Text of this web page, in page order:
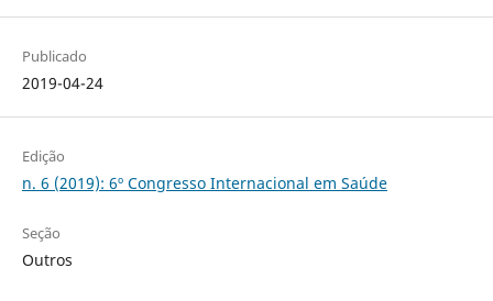
Publicado
2019-04-24
Edição
n. 6 (2019): 6º Congresso Internacional em Saúde
Seção
Outros